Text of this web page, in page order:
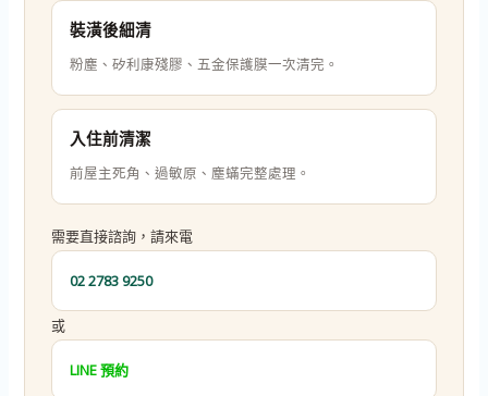
裝潢後細清
粉塵、矽利康殘膠、五金保護膜一次清完。
入住前清潔
前屋主死角、過敏原、塵蟎完整處理。
需要直接諮詢，請來電
02 2783 9250
或
LINE 預約